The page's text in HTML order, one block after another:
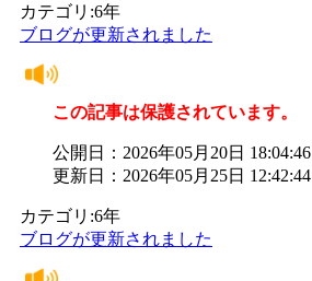
カテゴリ:6年
ブログが更新されました
この記事は保護されています。
公開日：2026年05月20日 18:04:46
更新日：2026年05月25日 12:42:44
カテゴリ:6年
ブログが更新されました